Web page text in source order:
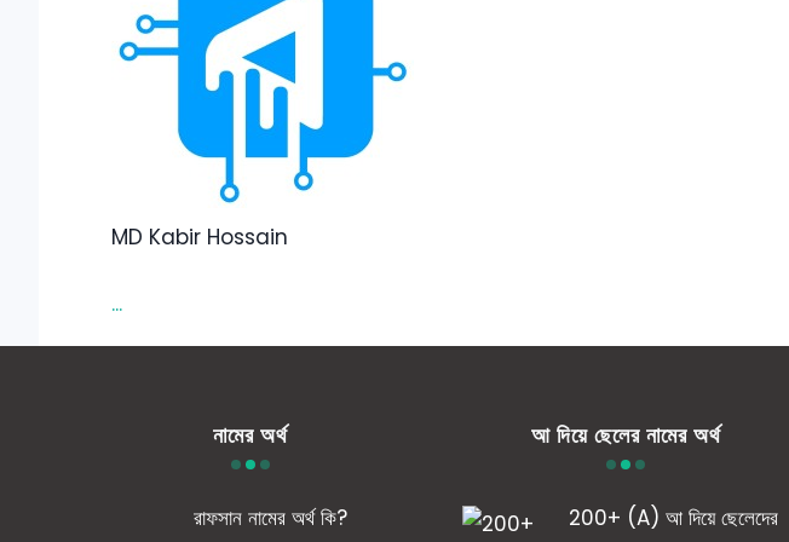
MD Kabir Hossain
...
নামের অর্থ
রাফসান নামের অর্থ কি?
আ দিয়ে ছেলের নামের অর্থ
200+ (A) আ দিয়ে ছেলেদের